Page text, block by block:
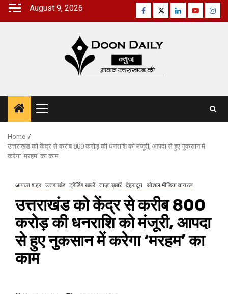
Skip
August 9, 2026 Facebook
TwitterLinkedinYoutube
Primary
Menu
Home
उत्तराखंड को केंद्र से करीब 800 करोड़ की धनराशि को मंजूरी, आपदा से हुए नुकसान में
करेगा ‘मरहम’ का काम
आपका शहर उत्तराखंड ट्रेंडिंग खबरें ताज़ा ख़बरें देहरादून सोशल मीडिया वायरल
उत्तराखंड को केंद्र से करीब 800
करोड़ की धनराशि को मंजूरी, आपदा
से हुए नुकसान में करेगा ‘मरहम’ का
काम